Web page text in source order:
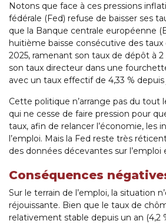
Notons que face à ces pressions
fédérale (Fed) refuse de baisser ses
que la Banque centrale européenne
huitième baisse consécutive des taux
2025, ramenant son taux de dépôt à
son taux directeur dans une
avec un taux effectif de 4,33 % depuis
Cette politique n’arrange pas du tout
qui ne cesse de faire pression pour
taux, afin de relancer l’économie, les
l’emploi. Mais la Fed reste très
des données décevantes sur l’emploi
Conséquences
Sur le terrain de l’emploi, la situation
réjouissante. Bien que le taux de
relativement stable depuis un an (4,2